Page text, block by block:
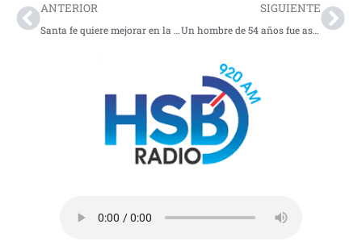
ANTERIOR
Santa fe quiere mejorar en la copa libertadores
SIGUIENTE
Un hombre de 54 años fue asesinado en vía pública en Kennedy, Bogotá. Autoridades investigan un posible caso de fleteo y capturaron a un sospechoso.